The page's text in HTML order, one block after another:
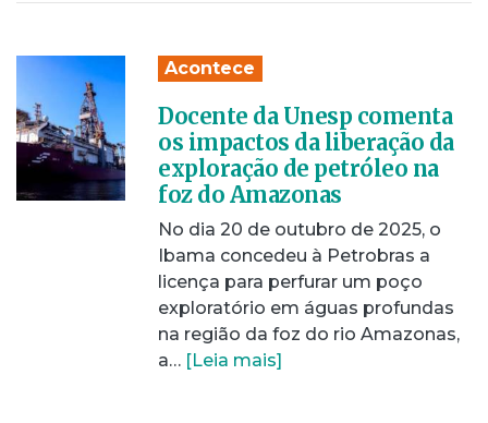
Acontece
Docente da Unesp comenta
os impactos da liberação da
exploração de petróleo na
foz do Amazonas
No dia 20 de outubro de 2025, o
Ibama concedeu à Petrobras a
licença para perfurar um poço
exploratório em águas profundas
na região da foz do rio Amazonas,
a… [Leia mais]